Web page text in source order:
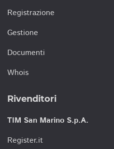
Registrazione
Gestione
Documenti
Whois
Rivenditori
TIM San Marino S.p.A.
Register.it